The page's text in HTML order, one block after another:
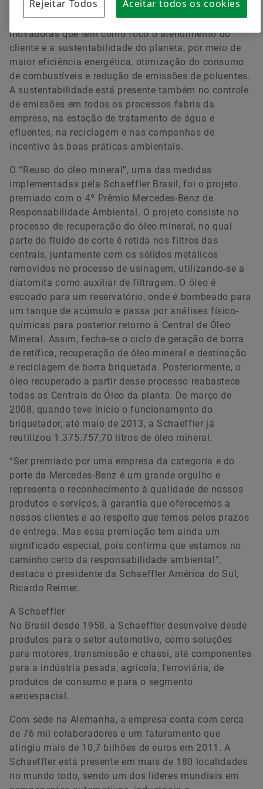
A Schaeffler desenvolve novas tecnologias e soluções
inovadoras que têm como foco o atendimento do
cliente e a sustentabilidade do planeta, por meio de
maior eficiência energética, otimização do consumo
de combustíveis e redução de emissões de poluentes.
A sustentabilidade está presente também no controle
de emissões em todos os processos fabris da
empresa, na estação de tratamento de água e
efluentes, na reciclagem e nas campanhas de
incentivo às boas práticas ambientais.
O “Reuso do óleo mineral”, uma das medidas
implementadas pela Schaeffler Brasil, foi o projeto
premiado com o 4º Prêmio Mercedes-Benz de
Responsabilidade Ambiental. O projeto consiste no
processo de recuperação do óleo mineral, no qual
parte do fluido de corte é retida nos filtros das
centrais, juntamente com os sólidos metálicos
removidos no processo de usinagem, utilizando-se a
diatomita como auxiliar de filtragem. O óleo é
escoado para um reservatório, onde é bombeado para
um tanque de acúmulo e passa por análises físico-
químicas para posterior retorno à Central de Óleo
Mineral. Assim, fecha-se o ciclo de geração de borra
de retífica, recuperação de óleo mineral e destinação
e reciclagem de borra briquetada. Posteriormente, o
óleo recuperado a partir desse processo reabastece
todas as Centrais de Óleo da planta. De março de
2008, quando teve início o funcionamento do
briquetador, até maio de 2013, a Schaeffler já
reutilizou 1.375.757,70 litros de óleo mineral.
“Ser premiado por uma empresa da categoria e do
porte da Mercedes-Benz é um grande orgulho e
representa o reconhecimento à qualidade de nossos
produtos e serviços, à garantia que oferecemos a
nossos clientes e ao respeito que temos pelos prazos
de entrega. Mas essa premiação tem ainda um
significado especial, pois confirma que estamos no
caminho certo da responsabilidade ambiental”,
destaca o presidente da Schaeffler América do Sul,
Ricardo Reimer.
A Schaeffler
No Brasil desde 1958, a Schaeffler desenvolve desde
produtos para o setor automotivo, como soluções
para motores, transmissão e chassi, até componentes
para a indústria pesada, agrícola, ferroviária, de
produtos de consumo e para o segmento
aeroespacial.
Com sede na Alemanha, a empresa conta com cerca
de 76 mil colaboradores e um faturamento que
atingiu mais de 10,7 bilhões de euros em 2011. A
Schaeffler está presente em mais de 180 localidades
no mundo todo, sendo um dos líderes mundiais em
Rejeitar Todos Aceitar todos os cookies